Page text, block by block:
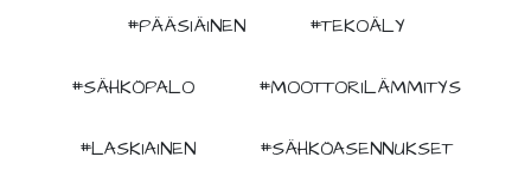
#PÄÄSIÄINEN #TEKOÄLY
#SÄHKÖPALO #MOOTTORILÄMMITYS
#LASKIAINEN #SÄHKÖASENNUKSET